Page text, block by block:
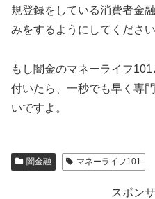
規登録をしている消費者金
みをするようにしてください
もし闇金のマネーライフ101
付いたら、一秒でも早く専
いですよ。
闇金融 マネーライフ101
スポン